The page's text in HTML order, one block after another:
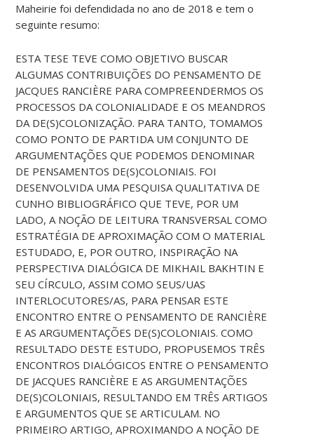
Maheirie foi defendidada no ano de 2018 e tem o
seguinte resumo:
ESTA TESE TEVE COMO OBJETIVO BUSCAR
ALGUMAS CONTRIBUIÇÕES DO PENSAMENTO DE
JACQUES RANCIÈRE PARA COMPREENDERMOS OS
PROCESSOS DA COLONIALIDADE E OS MEANDROS
DA DE(S)COLONIZAÇÃO. PARA TANTO, TOMAMOS
COMO PONTO DE PARTIDA UM CONJUNTO DE
ARGUMENTAÇÕES QUE PODEMOS DENOMINAR
DE PENSAMENTOS DE(S)COLONIAIS. FOI
DESENVOLVIDA UMA PESQUISA QUALITATIVA DE
CUNHO BIBLIOGRÁFICO QUE TEVE, POR UM
LADO, A NOÇÃO DE LEITURA TRANSVERSAL COMO
ESTRATÉGIA DE APROXIMAÇÃO COM O MATERIAL
ESTUDADO, E, POR OUTRO, INSPIRAÇÃO NA
PERSPECTIVA DIALÓGICA DE MIKHAIL BAKHTIN E
SEU CÍRCULO, ASSIM COMO SEUS/UAS
INTERLOCUTORES/AS, PARA PENSAR ESTE
ENCONTRO ENTRE O PENSAMENTO DE RANCIÈRE
E AS ARGUMENTAÇÕES DE(S)COLONIAIS. COMO
RESULTADO DESTE ESTUDO, PROPUSEMOS TRÊS
ENCONTROS DIALÓGICOS ENTRE O PENSAMENTO
DE JACQUES RANCIÈRE E AS ARGUMENTAÇÕES
DE(S)COLONIAIS, RESULTANDO EM TRÊS ARTIGOS
E ARGUMENTOS QUE SE ARTICULAM. NO
PRIMEIRO ARTIGO, APROXIMANDO A NOÇÃO DE